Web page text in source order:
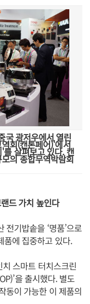
국 광저우에서 열린
회(캔톤페어)'에서
살펴보고 있다. 캔
의 종합무역박람회
드 가치 높인다
기밥솥을 ‘명품’으로
품에 집중하고 있다.
스마트 터치스크린
을 출시했다. 별도
동이 가능한 이 제품의